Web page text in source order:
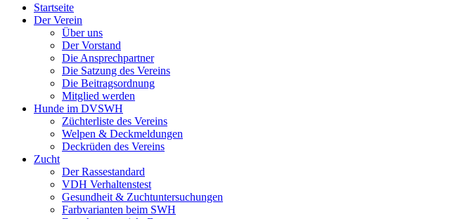
Startseite
Der Verein
Über uns
Der Vorstand
Die Ansprechpartner
Die Satzung des Vereins
Die Beitragsordnung
Mitglied werden
Hunde im DVSWH
Züchterliste des Vereins
Welpen & Deckmeldungen
Deckrüden des Vereins
Zucht
Der Rassestandard
VDH Verhaltenstest
Gesundheit & Zuchtuntersuchungen
Farbvarianten beim SWH